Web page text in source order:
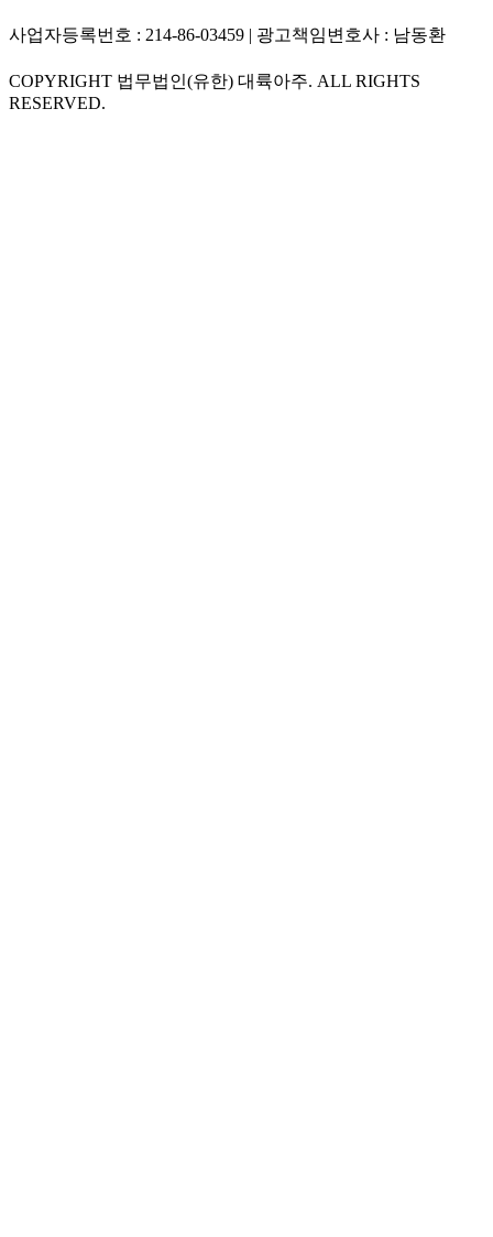
사업자등록번호 : 214-86-03459 | 광고책임변호사 : 남동환
COPYRIGHT 법무법인(유한) 대륙아주. ALL RIGHTS
RESERVED.